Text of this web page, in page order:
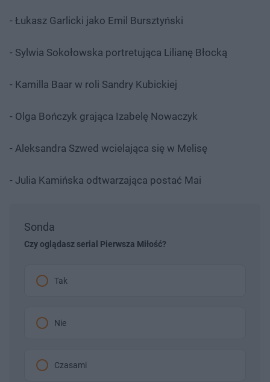
- Łukasz Garlicki jako Emil Bursztyński
- Sylwia Sokołowska portretująca Lilianę Błocką
- Kamilla Baar w roli Sandry Kubickiej
- Olga Bończyk grająca Izabelę Nowaczyk
- Aleksandra Szwed wcielająca się w Melisę
- Julia Kamińska odtwarzająca postać Mai
Sonda
Czy oglądasz serial Pierwsza Miłość?
Tak
Nie
Czasami